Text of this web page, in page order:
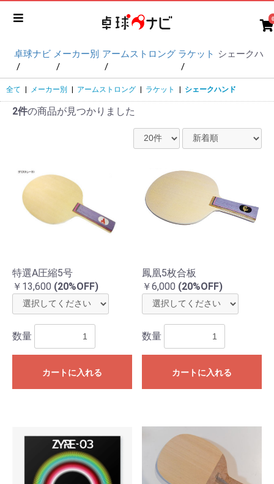
0
卓球ナビ メーカー別 アームストロング ラケット シェークハ
全て メーカー別 アームストロング ラケット シェークハンド
2件の商品が見つかりました
特選A圧縮5号
￥13,600 (20%OFF)
数量
カートに入れる
鳳凰5枚合板
￥6,000 (20%OFF)
数量
カートに入れる